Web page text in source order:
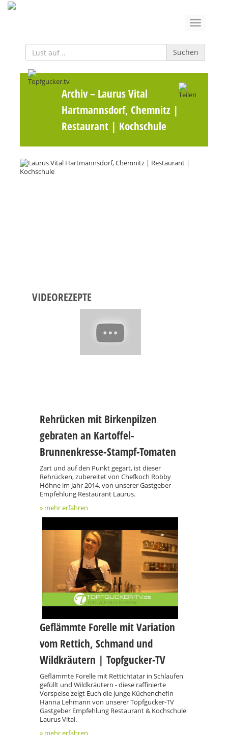
Suchen
Archiv– Laurus Vital
Hartmannsdorf, Chemnitz |
Restaurant | Kochschule
VIDEOREZEPTE
Rehrücken mit Birkenpilzen
gebraten an Kartoffel-
Brunnenkresse-Stampf-Tomaten
Zart und auf den Punkt gegart, ist dieser
Rehrücken, zubereitet von Chefkoch Robby
Höhne im Jahr 2014, von unserer Gastgeber
Empfehlung Restaurant Laurus.
» mehr erfahren
Geflämmte Forelle mit Variation
vom Rettich, Schmand und
Wildkräutern | Topfgucker-TV
Geflämmte Forelle mit Rettichtatar in Schlaufen
gefüllt und Wildkräutern - diese raffinierte
Vorspeise zeigt Euch die junge Küchenchefin
Hanna Lehmann von unserer Topfgucker-TV
Gastgeber Empfehlung Restaurant & Kochschule
Laurus Vital.